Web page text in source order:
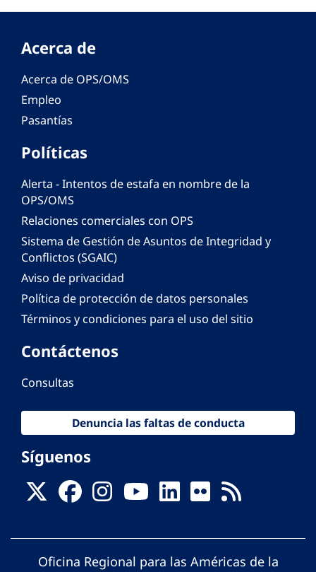
Acerca de
Acerca de OPS/OMS
Empleo
Pasantías
Políticas
Alerta - Intentos de estafa en nombre de la
OPS/OMS
Relaciones comerciales con OPS
Sistema de Gestión de Asuntos de Integridad y
Conflictos (SGAIC)
Aviso de privacidad
Política de protección de datos personales
Términos y condiciones para el uso del sitio
Contáctenos
Consultas
Denuncia las faltas de conducta
Síguenos
Oficina Regional para las Américas de la